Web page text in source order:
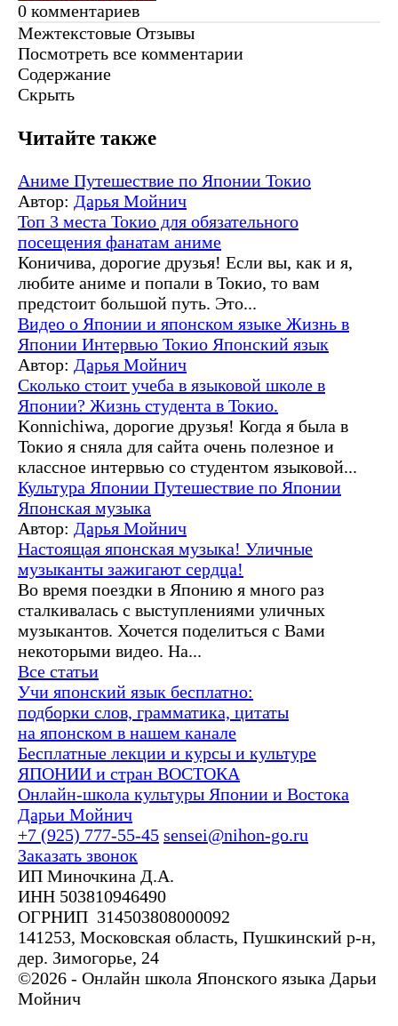
0 комментариев
Межтекстовые Отзывы
Посмотреть все комментарии
Содержание
Скрыть
Читайте также
Аниме Путешествие по Японии Токио
Автор: Дарья Мойнич
Топ 3 места Токио для обязательного
посещения фанатам аниме
Коничива, дорогие друзья! Если вы, как и я,
любите аниме и попали в Токио, то вам
предстоит большой путь. Это...
Видео о Японии и японском языке Жизнь в
Японии Интервью Токио Японский язык
Автор: Дарья Мойнич
Сколько стоит учеба в языковой школе в
Японии? Жизнь студента в Токио.
Konnichiwa, дорогие друзья! Когда я была в
Токио я сняла для сайта очень полезное и
классное интервью со студентом языковой...
Культура Японии Путешествие по Японии
Японская музыка
Автор: Дарья Мойнич
Настоящая японская музыка! Уличные
музыканты зажигают сердца!
Во время поездки в Японию я много раз
сталкивалась с выступлениями уличных
музыкантов. Хочется поделиться с Вами
некоторыми видео. На...
Все статьи
Учи японский язык бесплатно:
подборки слов, грамматика, цитаты
на японском в нашем канале
Бесплатные лекции и курсы и культуре
ЯПОНИИ и стран ВОСТОКА
Онлайн-школа культуры Японии и Востока
Дарьи Мойнич
+7 (925) 777-55-45 sensei@nihon-go.ru
Заказать звонок
ИП Миночкина Д.А.
ИНН 503810946490
ОГРНИП 314503808000092
141253, Московская область, Пушкинский р-н,
дер. Зимогорье, 24
©2026 - Онлайн школа Японского языка Дарьи
Мойнич